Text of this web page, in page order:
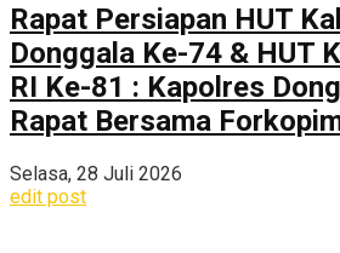
Rapat Persiapan HUT
Donggala Ke-74 & HUT
RI Ke-81 : Kapolres
Rapat Bersama
Selasa, 28 Juli 2026
edit post